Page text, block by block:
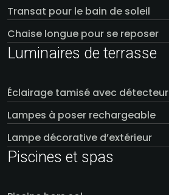
Transat pour le bain de soleil
Chaise longue pour se reposer
Luminaires de terrasse
Éclairage tamisé avec détecteur
Lampes à poser rechargeable
Lampe décorative d’extérieur
Piscines et spas